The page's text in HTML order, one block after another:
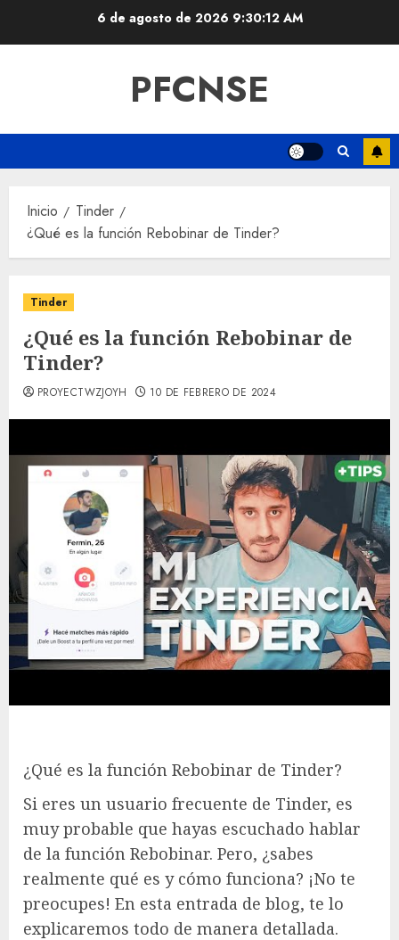
6 de agosto de 2026 9:30:13 AM
PFCNSE
Inicio
Tinder
¿Qué es la función Rebobinar de Tinder?
Tinder
¿Qué es la función Rebobinar de
Tinder?
PROYECTWZJOYH 10 DE FEBRERO DE 2024
¿Qué es la función Rebobinar de Tinder?
Si eres un usuario frecuente de Tinder, es
muy probable que hayas escuchado hablar
de la función Rebobinar. Pero, ¿sabes
realmente qué es y cómo funciona? ¡No te
preocupes! En esta entrada de blog, te lo
explicaremos todo de manera detallada.